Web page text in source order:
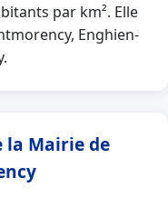
par km². Elle
Enghien-
la Mairie de